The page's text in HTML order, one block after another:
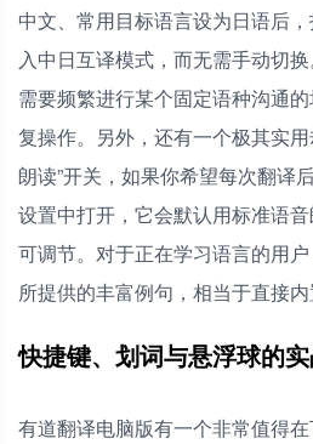
中文、常用目标语言设为日语后
入中日互译模式，而无需手动切
需要频繁进行某个固定语种沟通
复操作。另外，还有一个极其实
朗读”开关，如果你希望每次翻译
设置中打开，它会默认用标准语
可调节。对于正在学习语言的用
所提供的丰富例句，相当于直接内
快捷键、划词与悬浮球的
有道翻译电脑版有一个非常值得